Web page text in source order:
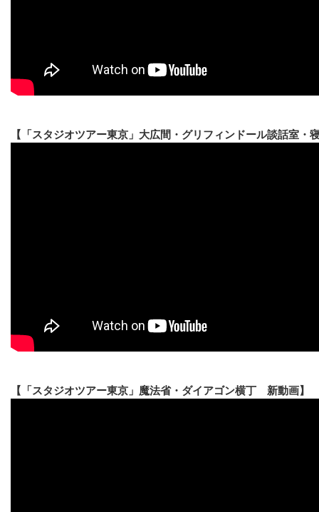
【「スタジオツアー東京」大広間・グリフィンドール談話室
【「スタジオツアー東京」魔法省・ダイアゴン横丁 新動画】